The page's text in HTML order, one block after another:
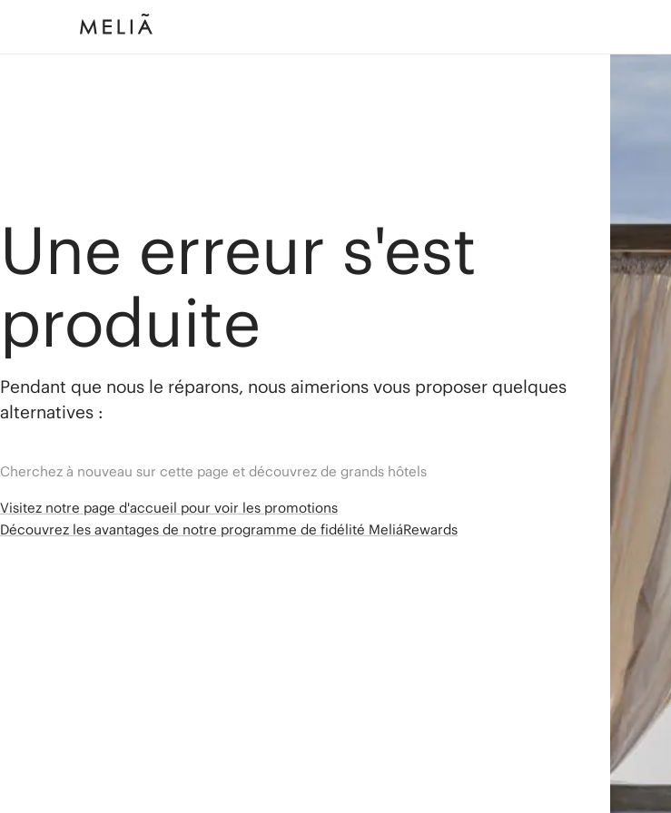
Une erreur s'est
produite
Pendant que nous le réparons, nous aimerions vous proposer quelques
alternatives :
Cherchez à nouveau sur cette page et découvrez de grands hôtels
Visitez notre page d'accueil pour voir les promotions
Découvrez les avantages de notre programme de fidélité MeliáRewards